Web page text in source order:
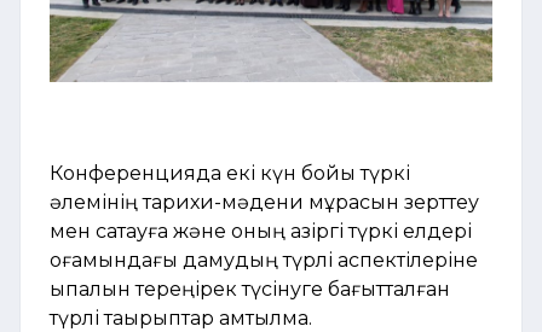
Конференцияда екі күн бойы түркі
әлемінің тарихи-мәдени мұрасын зерттеу
мен сақтауға және оның қазіргі түркі елдері
қоғамындағы дамудың түрлі аспектілеріне
ықпалын тереңірек түсінуге бағытталған
түрлі тақырыптар қамтылмақ.